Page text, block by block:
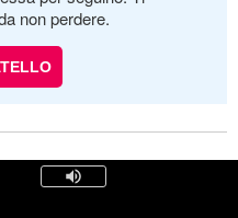
non perdere.